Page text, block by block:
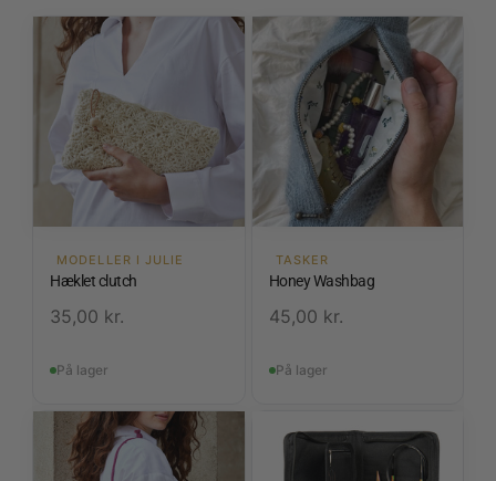
MODELLER I JULIE
Hæklet clutch
35,00 kr.
På lager
TASKER
Honey Washbag
45,00 kr.
På lager